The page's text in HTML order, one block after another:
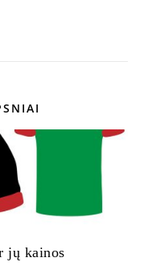
jų kainos